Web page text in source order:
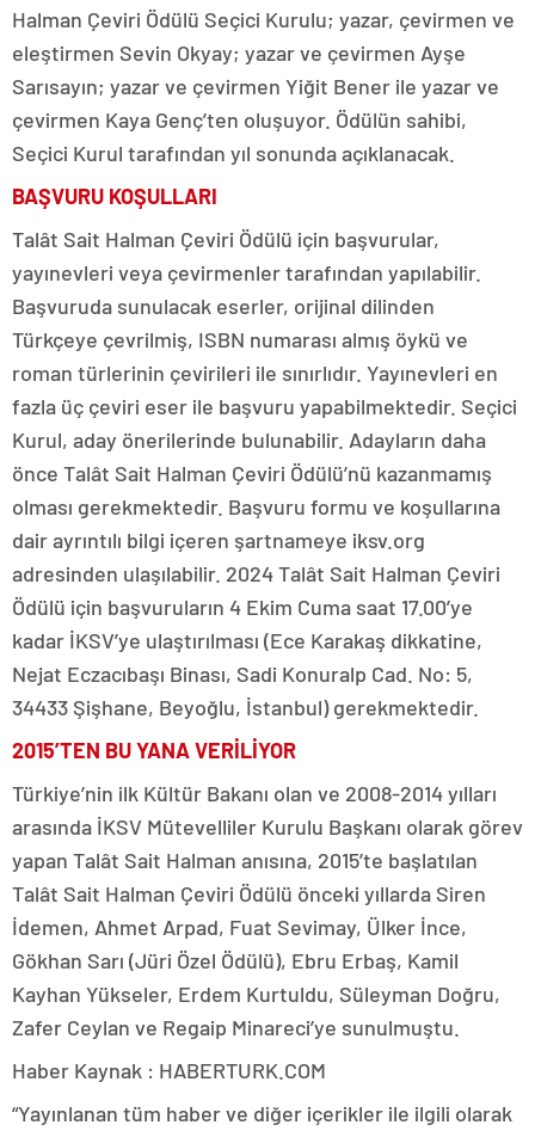
Halman Çeviri Ödülü Seçici Kurulu; yazar, çevirmen ve
eleştirmen Sevin Okyay; yazar ve çevirmen Ayşe
Sarısayın; yazar ve çevirmen Yiğit Bener ile yazar ve
çevirmen Kaya Genç’ten oluşuyor. Ödülün sahibi,
Seçici Kurul tarafından yıl sonunda açıklanacak.
BAŞVURU KOŞULLARI
Talât Sait Halman Çeviri Ödülü için başvurular,
yayınevleri veya çevirmenler tarafından yapılabilir.
Başvuruda sunulacak eserler, orijinal dilinden
Türkçeye çevrilmiş, ISBN numarası almış öykü ve
roman türlerinin çevirileri ile sınırlıdır. Yayınevleri en
fazla üç çeviri eser ile başvuru yapabilmektedir. Seçici
Kurul, aday önerilerinde bulunabilir. Adayların daha
önce Talât Sait Halman Çeviri Ödülü’nü kazanmamış
olması gerekmektedir. Başvuru formu ve koşullarına
dair ayrıntılı bilgi içeren şartnameye iksv.org
adresinden ulaşılabilir. 2024 Talât Sait Halman Çeviri
Ödülü için başvuruların 4 Ekim Cuma saat 17.00’ye
kadar İKSV’ye ulaştırılması (Ece Karakaş dikkatine,
Nejat Eczacıbaşı Binası, Sadi Konuralp Cad. No: 5,
34433 Şişhane, Beyoğlu, İstanbul) gerekmektedir.
2015’TEN BU YANA VERİLİYOR
Türkiye’nin ilk Kültür Bakanı olan ve 2008-2014 yılları
arasında İKSV Mütevelliler Kurulu Başkanı olarak görev
yapan Talât Sait Halman anısına, 2015’te başlatılan
Talât Sait Halman Çeviri Ödülü önceki yıllarda Siren
İdemen, Ahmet Arpad, Fuat Sevimay, Ülker İnce,
Gökhan Sarı (Jüri Özel Ödülü), Ebru Erbaş, Kamil
Kayhan Yükseler, Erdem Kurtuldu, Süleyman Doğru,
Zafer Ceylan ve Regaip Minareci’ye sunulmuştu.
Haber Kaynak : HABERTURK.COM
“Yayınlanan tüm haber ve diğer içerikler ile ilgili olarak